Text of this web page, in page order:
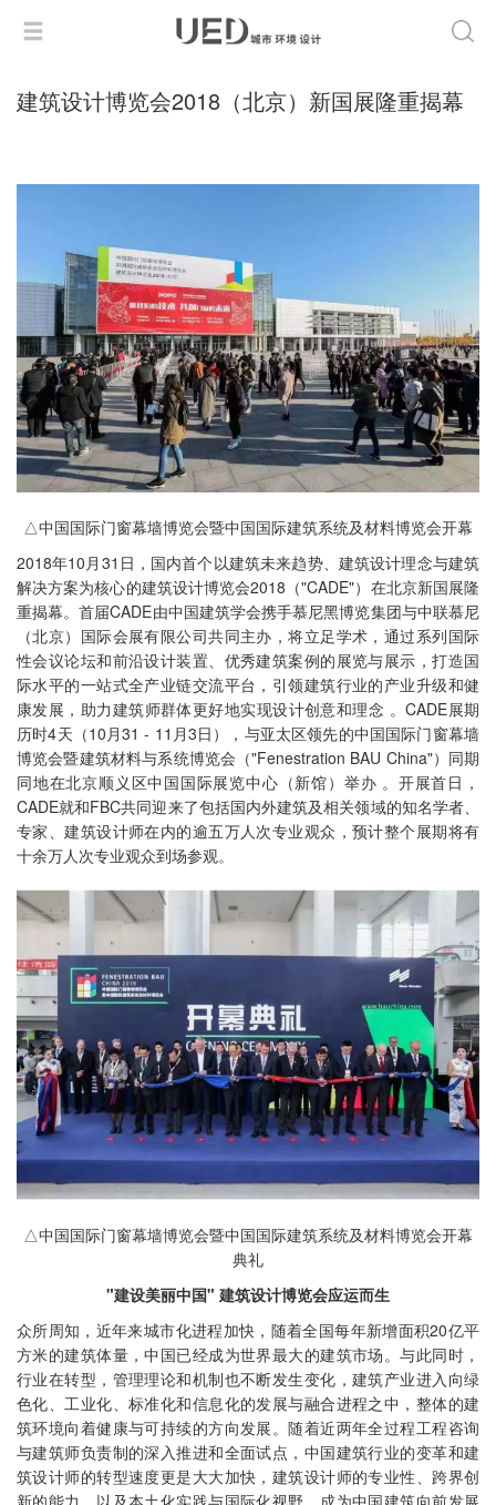
建筑设计博览会2018（北京）新国展隆重揭幕
△中国国际门窗幕墙博览会暨中国国际建筑系统及材料博览会开幕
2018年10月31日，国内首个以建筑未来趋势、建筑设计理念与建筑
解决方案为核心的建筑设计博览会2018（"CADE"）在北京新国展隆
重揭幕。首届CADE由中国建筑学会携手慕尼黑博览集团与中联慕尼
（北京）国际会展有限公司共同主办，将立足学术，通过系列国际
性会议论坛和前沿设计装置、优秀建筑案例的展览与展示，打造国
际水平的一站式全产业链交流平台，引领建筑行业的产业升级和健
康发展，助力建筑师群体更好地实现设计创意和理念 。CADE展期
历时4天（10月31 - 11月3日），与亚太区领先的中国国际门窗幕墙
博览会暨建筑材料与系统博览会（"Fenestration BAU China"）同期
同地在北京顺义区中国国际展览中心（新馆）举办 。开展首日，
CADE就和FBC共同迎来了包括国内外建筑及相关领域的知名学者、
专家、建筑设计师在内的逾五万人次专业观众，预计整个展期将有
十余万人次专业观众到场参观。
△中国国际门窗幕墙博览会暨中国国际建筑系统及材料博览会开幕
典礼
"建设美丽中国" 建筑设计博览会应运而生
众所周知，近年来城市化进程加快，随着全国每年新增面积20亿平
方米的建筑体量，中国已经成为世界最大的建筑市场。与此同时，
行业在转型，管理理论和机制也不断发生变化，建筑产业进入向绿
色化、工业化、标准化和信息化的发展与融合进程之中，整体的建
筑环境向着健康与可持续的方向发展。随着近两年全过程工程咨询
与建筑师负责制的深入推进和全面试点，中国建筑行业的变革和建
筑设计师的转型速度更是大大加快，建筑设计师的专业性、跨界创